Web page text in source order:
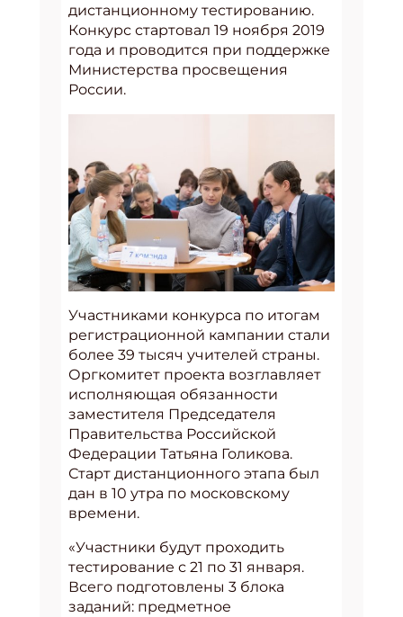
дистанционному тестированию.
Конкурс стартовал 19 ноября 2019
года и проводится при поддержке
Министерства просвещения
России.
Участниками конкурса по итогам
регистрационной кампании стали
более 39 тысяч учителей страны.
Оргкомитет проекта возглавляет
исполняющая обязанности
заместителя Председателя
Правительства Российской
Федерации Татьяна Голикова.
Старт дистанционного этапа был
дан в 10 утра по московскому
времени.
«Участники будут проходить
тестирование с 21 по 31 января.
Всего подготовлены 3 блока
заданий: предметное